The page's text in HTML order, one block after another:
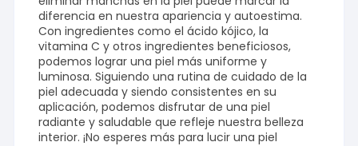
diferencia en nuestra apariencia y autoestima.
Con ingredientes como el ácido kójico, la
vitamina C y otros ingredientes beneficiosos,
podemos lograr una piel más uniforme y
luminosa. Siguiendo una rutina de cuidado de la
piel adecuada y siendo consistentes en su
aplicación, podemos disfrutar de una piel
radiante y saludable que refleje nuestra belleza
interior. ¡No esperes más para lucir una piel